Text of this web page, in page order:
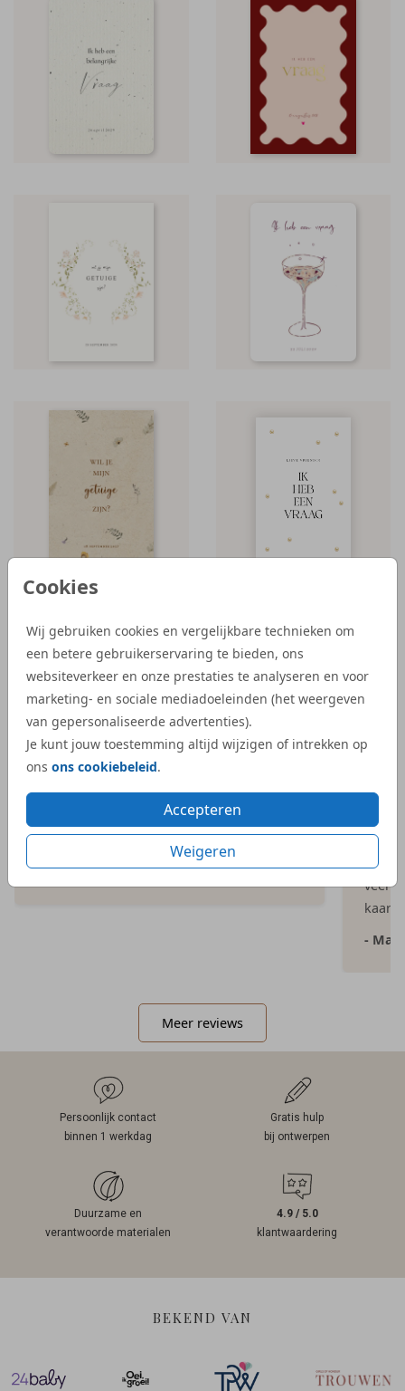
Cookies
Wij gebruiken cookies en vergelijkbare technieken om
een betere gebruikerservaring te bieden, ons
websiteverkeer en onze prestaties te analyseren en voor
marketing- en sociale mediadoeleinden (het weergeven
van gepersonaliseerde advertenties).
Je kunt jouw toestemming altijd wijzigen of intrekken op
ons ons cookiebeleid.
Accepteren
Weigeren
Reviews van onze klanten
“Wij zijn heel tevreden met de service van
Studio Dijs. We waren op zoek naar een
iets bijzonderder kaartje, en bij Studio Dijs
vonden we precies wat we zochten. Zowel
de proefdruk als de daadwerkelijke
geboortekaartjes waren snel geleverd.”
- Kelly
Dijs.
bij
veel
-
Meer reviews
Persoonlijk contact
binnen 1 werkdag
Gratis hulp
bij ontwerpen
Duurzame en
verantwoorde materialen
4.9 / 5.0
klantwaardering
BEKEND VAN